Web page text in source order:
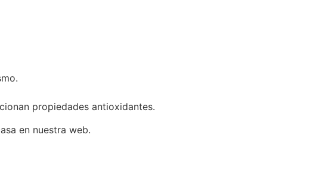
propiedades antioxidantes.
en nuestra web.